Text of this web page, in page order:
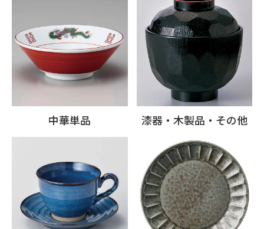
中華単品 漆器・木製品・その他